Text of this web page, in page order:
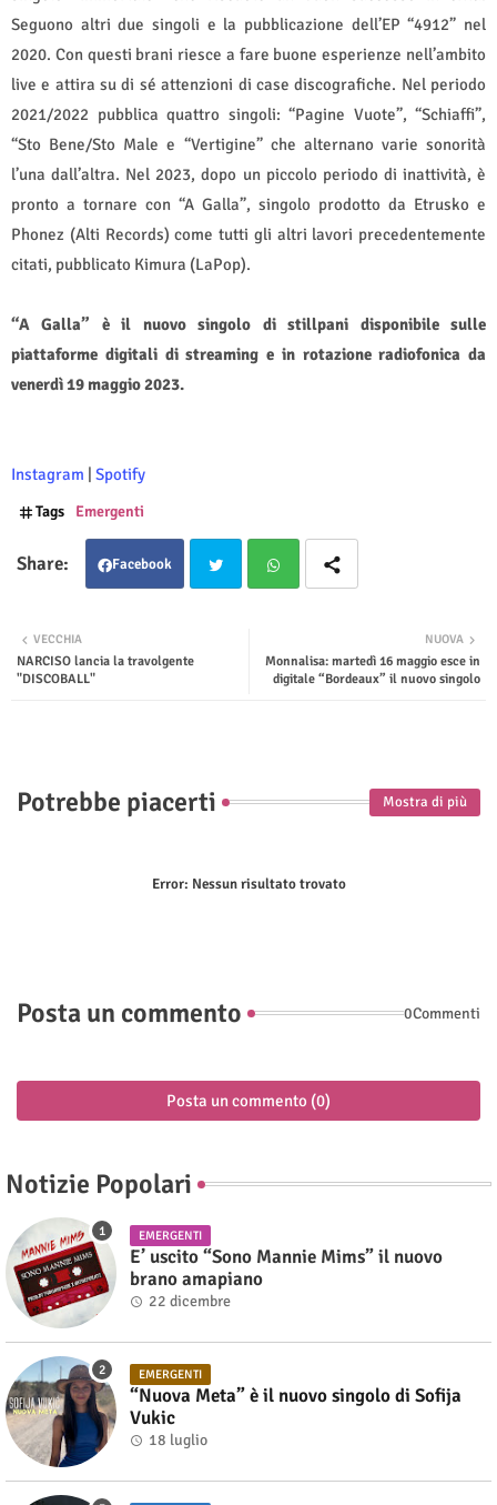
Seguono altri due singoli e la pubblicazione dell’EP “4912” nel
2020. Con questi brani riesce a fare buone esperienze nell’ambito
live e attira su di sé attenzioni di case discografiche. Nel periodo
2021/2022 pubblica quattro singoli: “Pagine Vuote”, “Schiaffi”,
“Sto Bene/Sto Male e “Vertigine” che alternano varie sonorità
l’una dall’altra. Nel 2023, dopo un piccolo periodo di inattività, è
pronto a tornare con “A Galla”, singolo prodotto da Etrusko e
Phonez (Alti Records) come tutti gli altri lavori precedentemente
citati, pubblicato Kimura (LaPop).
“A Galla” è il nuovo singolo di stillpani disponibile sulle
piattaforme digitali di streaming e in rotazione radiofonica da
venerdì 19 maggio 2023.
Instagram | Spotify
Tags Emergenti
Facebook
tsap
NUOVA
Monnalisa: martedì 16 maggio esce in
digitale “Bordeaux” il nuovo singolo
VECCHIA
NARCISO lancia la travolgente
"DISCOBALL"
Potrebbe piacerti Mostra di più
Error: Nessun risultato trovato
Posta un commento 0Commenti
Posta un commento (0)
Notizie Popolari
EMERGENTI
E’ uscito “Sono Mannie Mims” il nuovo
brano amapiano
22 dicembre
EMERGENTI
“Nuova Meta” è il nuovo singolo di Sofija
Vukic
18 luglio